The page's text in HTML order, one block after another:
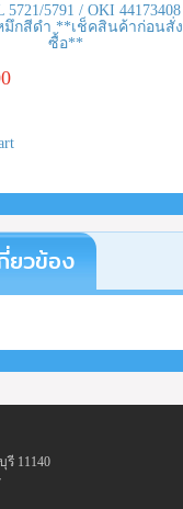
5721/5791 / OKI 44173408
มึกสีดำ **เช็คสินค้าก่อนสั่ง
ซื้อ**
ยวข้อง
11140